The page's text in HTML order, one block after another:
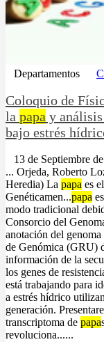
Departamentos
Coloquio de
la papa y
bajo estrés
13 de Septiembre
... Orjeda, Roberto
Heredia) La papa es
Genéticamen...papa
modo tradicional
Consorcio del
anotación del genoma
de Genómica (GRU)
información de la
los genes de
está trabajando para
a estrés hídrico
generación.
transcriptoma de papa
revoluciona......